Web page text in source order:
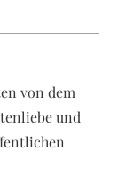
von dem
und